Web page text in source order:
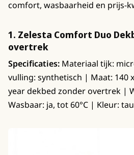
comfort, wasbaarheid en prijs-
1. Zelesta Comfort Duo
overtrek
Specificaties: Materiaal tijk:
vulling: synthetisch | Maat: 140
year dekbed zonder overtrek |
Wasbaar: ja, tot 60°C | Kleur: